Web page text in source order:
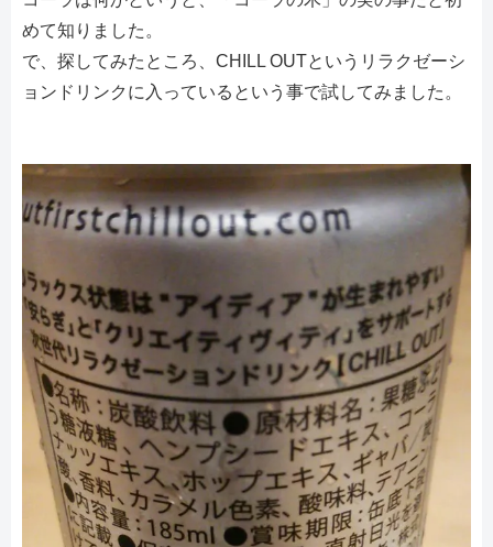
めて知りました。
で、探してみたところ、CHILL OUTというリラクゼーシ
ョンドリンクに入っているという事で試してみました。